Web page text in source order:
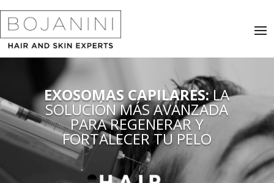
EXOSOMAS CAPILARES:LA
SOLUCIÓN MÁS AVANZADA
PARA REGENERAR Y
FORTALECER TU PELO